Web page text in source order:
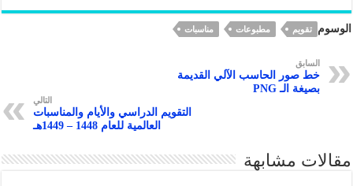
eb
oo
k
at
s
A
gr
a
m
ai
l
ar
الوسوم تقويم مطبوعات مناسبات
السابق
خط صور الحاسب الآلي القديمة
بصيغة الـ PNG
التالي
التقويم الدراسي والأيام والمناسبات
العالمية للعام 1448 – 1449هـ
مقالات مشابهة